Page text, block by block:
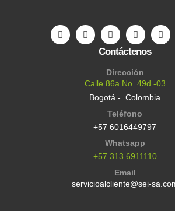
Contáctenos
Dirección
Calle 86a No. 49d -03
Bogotá - Colombia
Teléfono
+57 6016449797
Whatsapp
+57 313 6911110
Email
servicioalcliente@sei-